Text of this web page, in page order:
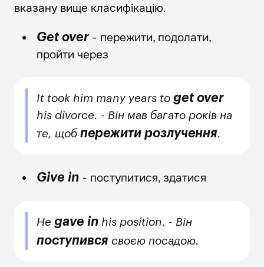
вказану вище класифікацію.
Get over - пережити, подолати,
пройти через
It took him many years toget over
his divorce. - Він мав багато років на
те, щобпережити розлучення.
Give in - поступитися, здатися
Hegave in his position. - Він
поступився своєю посадою.